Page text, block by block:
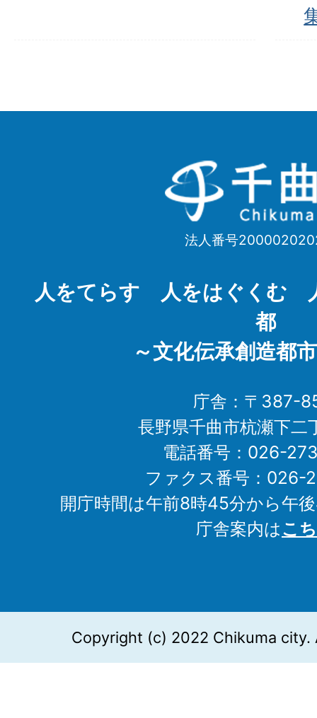
千
曲
Chikuma
法人番号
人をてらす 人をはぐくむ
都
～文化伝承創造都
庁舎：〒387-
長野県千曲市杭瀬下二
電話番号：026-
ファクス番号：026-
開庁時間は午前8時45分から午
庁舎案内はこ
Copyright (c) 2022 Chikuma city.